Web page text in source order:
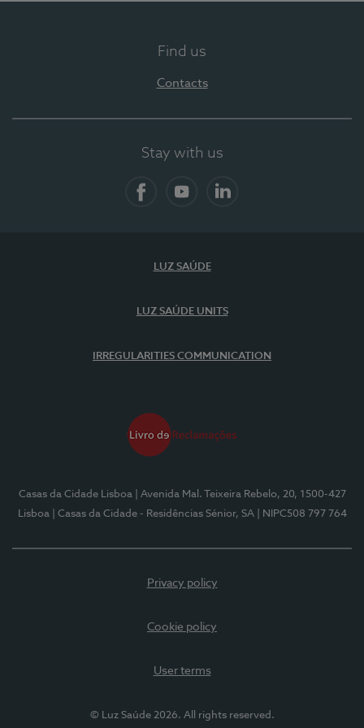
Find us
Contacts
Stay with us
LUZ SAÚDE
LUZ SAÚDE UNITS
IRREGULARITIES COMMUNICATION
Casas da Cidade Lisboa
| Avenida Mal. Teixeira Rebelo, 20, 1500-427
Lisboa
| Casas da Cidade - Residências Sénior, SA | NIPC508 797 764
Privacy policy
Cookie policy
User terms
© Luz Saúde 2026. All rights reserved.